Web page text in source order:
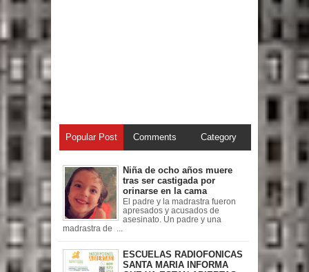
Popular Post Comments Category
Niña de ocho años muere
tras ser castigada por
orinarse en la cama
El padre y la madrastra fueron
apresados y acusados de
asesinato. Un padre y una
madrastra de ...
ESCUELAS RADIOFONICAS
SANTA MARIA INFORMA